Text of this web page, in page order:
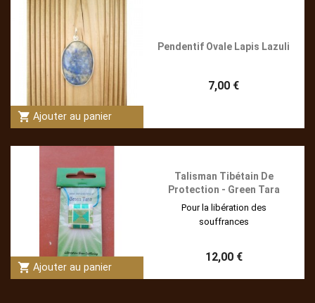
shopping_cart Ajouter au panier
Pendentif Ovale Lapis Lazuli
7,00 €
shopping_cart Ajouter au panier
Talisman Tibétain De
Protection - Green Tara
Pour la libération des
souffrances
12,00 €